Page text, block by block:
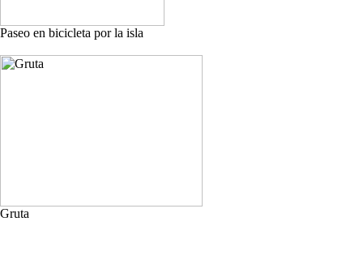
Paseo en bicicleta por la isla
Gruta